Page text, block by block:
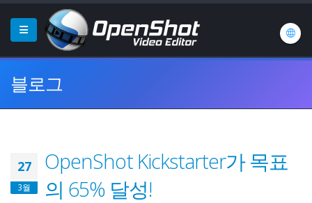
블로그
27
3월
OpenShot Kickstarter가 목표
의 65% 달성!